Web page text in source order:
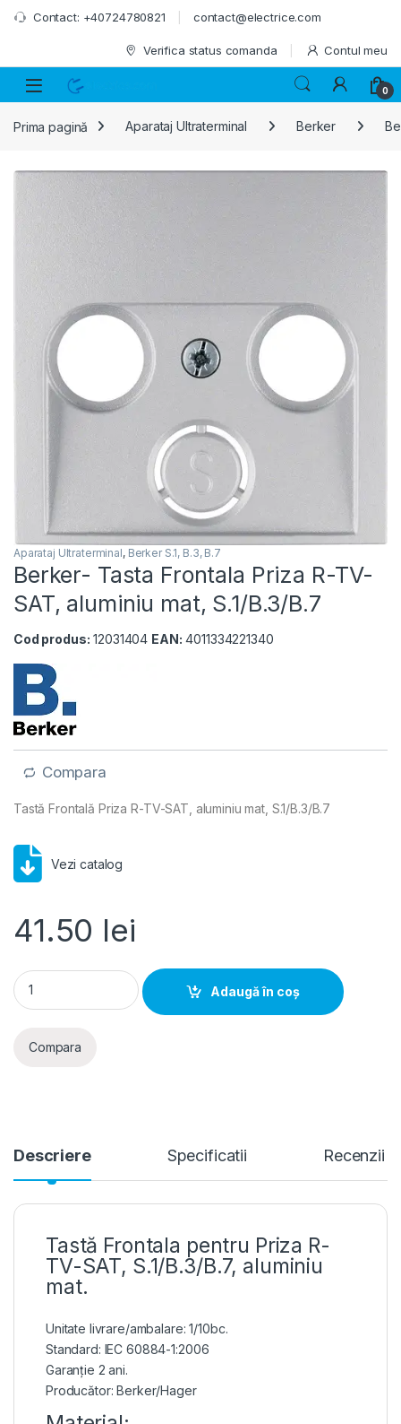
Skip to navigation
Skip to content
Contact: +40724780821 contact@electrice.com
Verifica status comanda Contul meu
0
Prima pagină Aparataj Ultraterminal Berker
Aparataj Ultraterminal, Berker S.1, B.3, B.7
Berker- Tasta Frontala Priza R-TV-
SAT, aluminiu mat, S.1/B.3/B.7
Cod produs: 12031404 EAN: 4011334221340
Compara
Tastă Frontală Priza R-TV-SAT, aluminiu mat, S.1/B.3/B.7
Vezi catalog
41.50 lei
Berker- Tasta Frontala Priza R-TV-SAT, aluminiu mat, S.1/
Adaugă în coș
Compara
Descriere Specificatii Recenzii
Tastă Frontala pentru Priza R-
TV-SAT, S.1/B.3/B.7, aluminiu
mat.
Unitate livrare/ambalare: 1/10bc.
Standard: IEC 60884-1:2006
Garanție 2 ani.
Producător: Berker/Hager